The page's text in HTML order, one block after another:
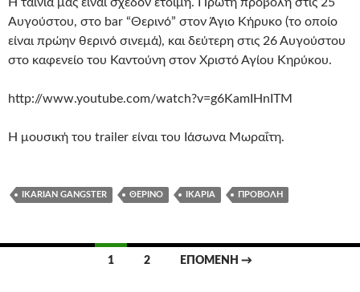
Αυγούστου, στο bar “Θερινό” στον Άγιο Κήρυκο (το οποίο
είναι πρώην θερινό σινεμά), και δεύτερη στις 26 Αυγούστου
στο καφενείο του Καντούνη στον Χριστό Αγίου Κηρύκου.
http://www.youtube.com/watch?v=g6KamIHnITM
Η μουσική του trailer είναι του Ιάσωνα Μωραΐτη.
IKARIAN GANGSTER ΘΕΡΙΝΌ ΙΚΑΡΊΑ ΠΡΟΒΟΛΉ
1 2 ΕΠΌΜΕΝΗ →